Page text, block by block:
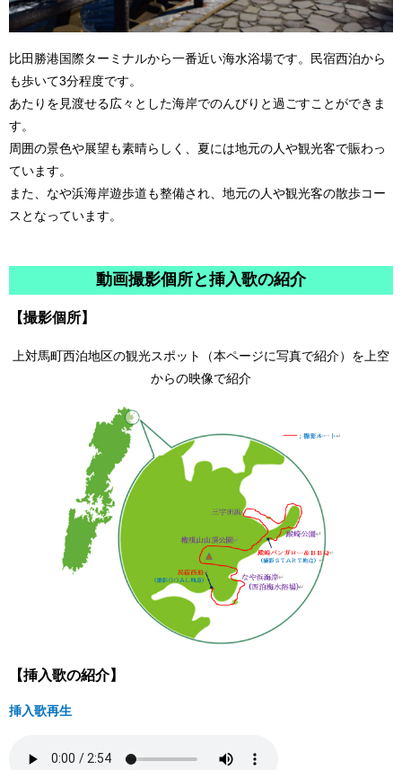
比田勝港国際ターミナルから一番近い海水浴場です。民宿西泊から
も歩いて3分程度です。
あたりを見渡せる広々とした海岸でのんびりと過ごすことができま
す。
周囲の景色や展望も素晴らしく、夏には地元の人や観光客で賑わっ
ています。
また、なや浜海岸遊歩道も整備され、地元の人や観光客の散歩コー
スとなっています。
動画撮影個所と挿入歌の紹介
【撮影個所】
上対馬町西泊地区の観光スポット（本ページに写真で紹介）を上空
からの映像で紹介
【挿入歌の紹介】
挿入歌再生